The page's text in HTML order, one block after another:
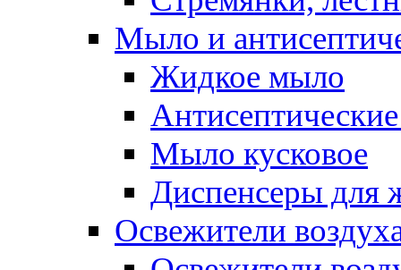
Мыло и
Жидкое мыло
Мыло кусковое
Диспенсеры для
Освежители